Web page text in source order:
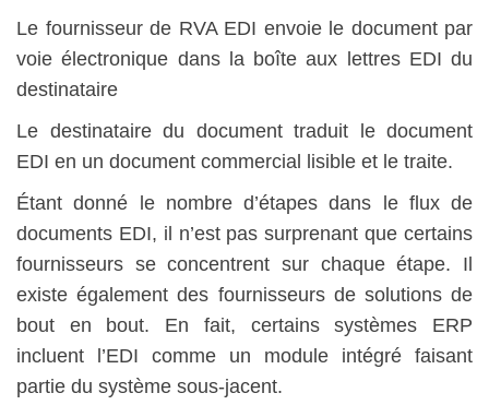
Le fournisseur de RVA EDI envoie le document par
voie électronique dans la boîte aux lettres EDI du
destinataire
Le destinataire du document traduit le document
EDI en un document commercial lisible et le traite.
Étant donné le nombre d’étapes dans le flux de
documents EDI, il n’est pas surprenant que certains
fournisseurs se concentrent sur chaque étape. Il
existe également des fournisseurs de solutions de
bout en bout. En fait, certains systèmes ERP
incluent l’EDI comme un module intégré faisant
partie du système sous-jacent.